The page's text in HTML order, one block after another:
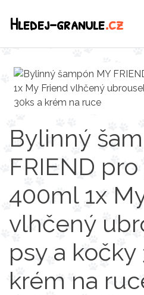
Hledej-granule.cz
Bylinný
FRIEND
400ml 1x
vlhčený
psy a kočky
krém na